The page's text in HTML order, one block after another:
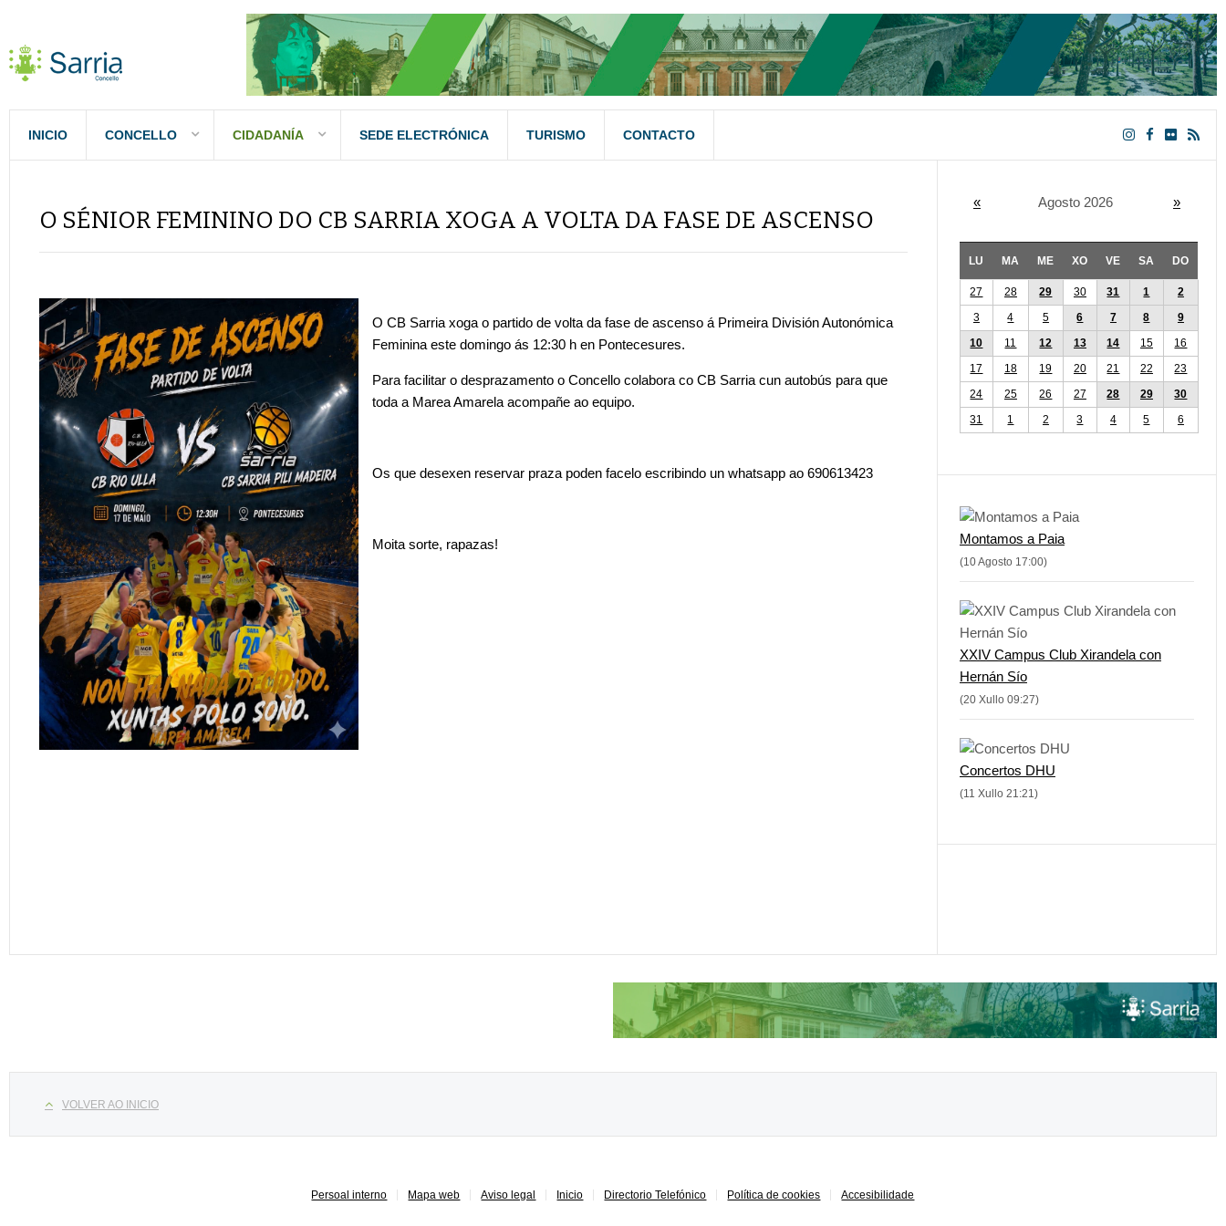
INICIO CONCELLO CIDADANÍA SEDE ELECTRÓNICA TURISMO CONTACTO
O SÉNIOR FEMININO DO CB SARRIA XOGA A VOLTA DA FASE DE ASCENSO
O CB Sarria xoga o partido de volta da fase de ascenso á Primeira División Autonómica
Feminina este domingo ás 12:30 h en Pontecesures.
Para facilitar o desprazamento o Concello colabora co CB Sarria cun autobús para que
toda a Marea Amarela acompañe ao equipo.
Os que desexen reservar praza poden facelo escribindo un whatsapp ao 690613423
Moita sorte, rapazas!
« Agosto 2026 »
LU MA ME XO VE SA DO
27 28 29 30 31 1
2
3
4 5 6 7 8
9
10
11 12 13 14 15
16
17
18 19 20 21 22
23
24
25 26 27 28 29
30
31
1 2 3 4 5 6
Montamos a Paia
(10 Agosto 17:00)
XXIV Campus Club Xirandela con
Hernán Sío
(20 Xullo 09:27)
Concertos DHU
(11 Xullo 21:21)
VOLVER AO INICIO
Persoal interno Mapa web Aviso legal Inicio Directorio Telefónico Política de cookies Accesibilidade